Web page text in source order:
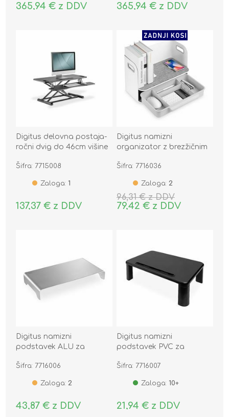
365,94 € z DDV 365,94 € z DDV
Digitus delovna postaja-
ročni dvig do 46cm višine
Šifra: 7715008
Zaloga: 1
137,37 € z DDV
Digitus namizni
organizator z brezžičnim
Šifra: 7716036
Zaloga: 2
96,31 € z DDV
79,42 € z DDV
Digitus namizni
podstavek ALU za
Šifra: 7716006
Zaloga: 2
43,87 € z DDV
Digitus namizni
podstavek PVC za
Šifra: 7716007
Zaloga: 10+
21,94 € z DDV